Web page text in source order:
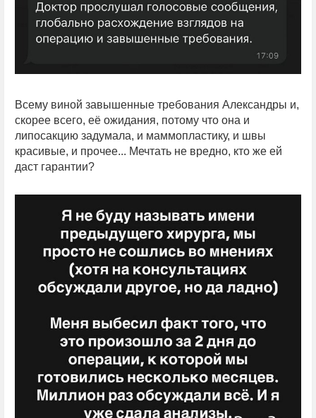
Всему виной завышенные требования Александры и,
скорее всего, её ожидания, потому что она и
липосакцию задумала, и маммопластику, и швы
красивые, и прочее... Мечтать не вредно, кто же ей
даст гарантии?